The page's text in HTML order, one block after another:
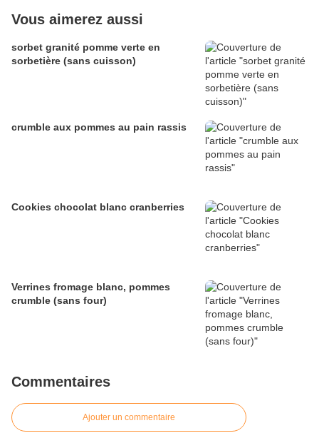
Vous aimerez aussi
sorbet granité pomme verte en
sorbetière (sans cuisson)
crumble aux pommes au pain rassis
Cookies chocolat blanc cranberries
Verrines fromage blanc, pommes
crumble (sans four)
Commentaires
Ajouter un commentaire